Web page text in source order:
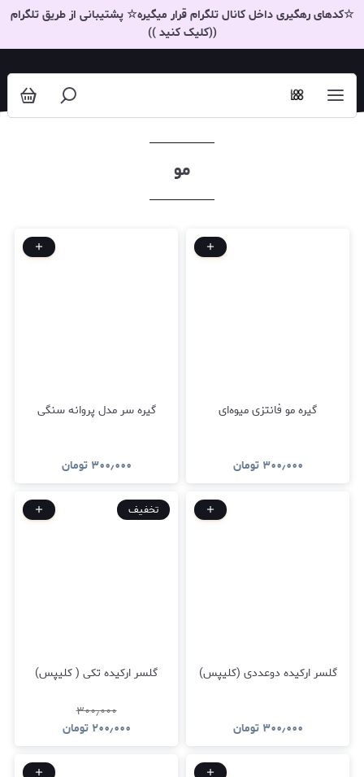
☆کدهای رهگیری داخل کانال تلگرام قرار میگیره☆ پشتیبانی از طریق تلگرام
((کلیک کنید ))
مو
گیره مو فانتزی میوه‌ای
۳۰۰٫۰۰۰ تومان
گیره سر مدل پروانه سنگی
۳۰۰٫۰۰۰ تومان
گلسر ارکیده دوعددی (کلیپس)
۳۰۰٫۰۰۰ تومان
تخفیف
گلسر ارکیده تکی ( کلیپس)
۳۰۰٫۰۰۰
۲۰۰٫۰۰۰ تومان